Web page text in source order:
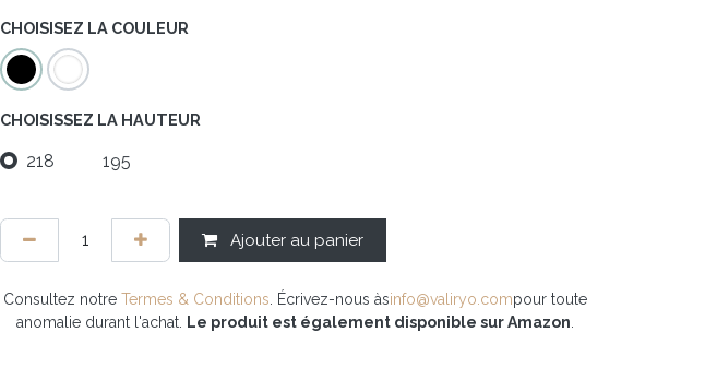
CHOISISEZ LA COULEUR
CHOISISSEZ LA HAUTEUR
218 195
Ajouter au panier
Consultez notre Termes & Conditions. Écrivez-nous àsinfo@valiryo.compour toute
anomalie durant l'achat. Le produit est également disponible sur Amazon.